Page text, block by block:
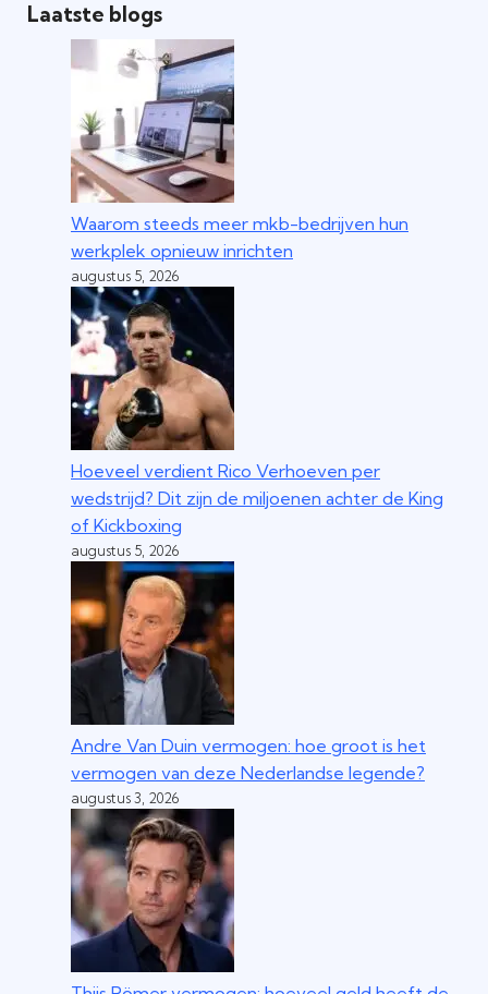
Laatste blogs
Waarom steeds meer mkb-bedrijven hun
werkplek opnieuw inrichten
augustus 5, 2026
Hoeveel verdient Rico Verhoeven per
wedstrijd? Dit zijn de miljoenen achter de King
of Kickboxing
augustus 5, 2026
Andre Van Duin vermogen: hoe groot is het
vermogen van deze Nederlandse legende?
augustus 3, 2026